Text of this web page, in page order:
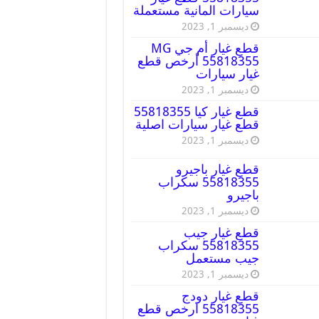
سيارات المانية مستعملة
ديسمبر 1, 2023
قطع غيار أم جي MG
55818355 أرخص قطع
غيار سيارات
ديسمبر 1, 2023
قطع غيار كيا 55818355
قطع غيار سيارات اصلية
ديسمبر 1, 2023
قطع غيار باجيرو
55818355 سكراب
باجيرو
ديسمبر 1, 2023
قطع غيار جيب
55818355 سكراب
جيب مستعمل
ديسمبر 1, 2023
قطع غيار دودج
55818355 ارخص قطع